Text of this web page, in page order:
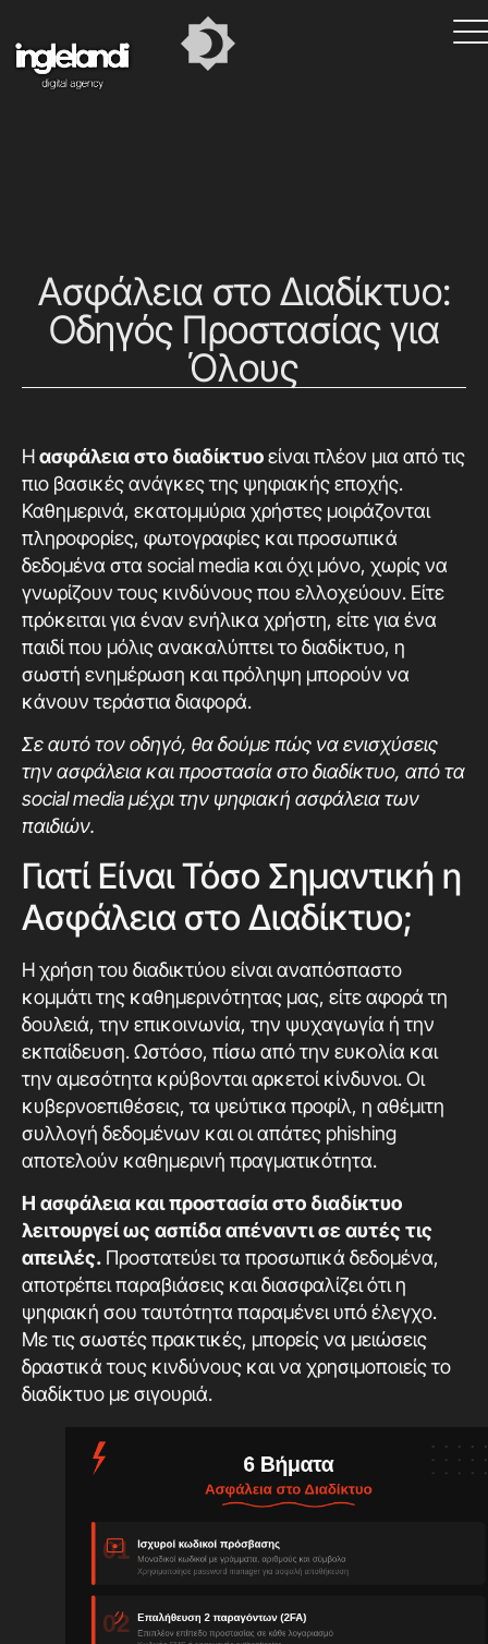
Ασφάλεια στο Διαδίκτυο:
Οδηγός Προστασίας για
Όλους
Ηασφάλεια στο διαδίκτυοείναι πλέον μια από τις
πιο βασικές ανάγκες της ψηφιακής εποχής.
Καθημερινά, εκατομμύρια χρήστες μοιράζονται
πληροφορίες, φωτογραφίες και προσωπικά
δεδομένα στα social media και όχι μόνο, χωρίς να
γνωρίζουν τους κινδύνους που ελλοχεύουν. Είτε
πρόκειται για έναν ενήλικα χρήστη, είτε για ένα
παιδί που μόλις ανακαλύπτει το διαδίκτυο, η
σωστή ενημέρωση και πρόληψη μπορούν να
κάνουν τεράστια διαφορά.
Σε αυτό τον οδηγό, θα δούμε πώς να ενισχύσεις
την ασφάλεια και προστασία στο διαδίκτυο, από τα
social media μέχρι την ψηφιακή ασφάλεια των
παιδιών.
Γιατί Είναι Τόσο Σημαντική η
Ασφάλεια στο Διαδίκτυο;
Η χρήση του διαδικτύου είναι αναπόσπαστο
κομμάτι της καθημερινότητας μας, είτε αφορά τη
δουλειά, την επικοινωνία, την ψυχαγωγία ή την
εκπαίδευση. Ωστόσο, πίσω από την ευκολία και
την αμεσότητα κρύβονται αρκετοί κίνδυνοι. Οι
κυβερνοεπιθέσεις, τα ψεύτικα προφίλ, η αθέμιτη
συλλογή δεδομένων και οι απάτες phishing
αποτελούν καθημερινή πραγματικότητα.
Η ασφάλεια και προστασία στο διαδίκτυο
λειτουργεί ως ασπίδα απέναντι σε αυτές τις
απειλές. Προστατεύει τα προσωπικά δεδομένα,
αποτρέπει παραβιάσεις και διασφαλίζει ότι η
ψηφιακή σου ταυτότητα παραμένει υπό έλεγχο.
Με τις σωστές πρακτικές, μπορείς να μειώσεις
δραστικά τους κινδύνους και να χρησιμοποιείς το
διαδίκτυο με σιγουριά.